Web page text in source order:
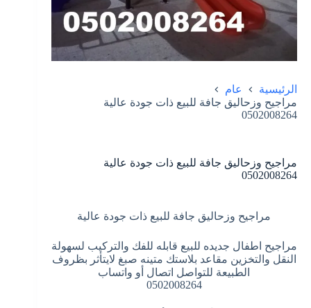
الرئيسية
عام
مراجيح وزحاليق جافة للبيع ذات جودة عالية
0502008264
مراجيح وزحاليق جافة للبيع ذات جودة عالية
0502008264
مراجيح وزحاليق جافة للبيع ذات جودة عالية
مراجيح اطفال جديده للبيع قابله للفك والتركيب لسهولة
النقل والتخزين مقاعد بلاستك متينه صبغ لايتأثر بظروف
الطبيعة للتواصل اتصال أو واتساب
0502008264